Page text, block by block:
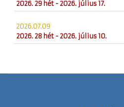
2026. 29 hét - 2026. július 17.
2026.07.09
2026. 28 hét - 2026. július 10.